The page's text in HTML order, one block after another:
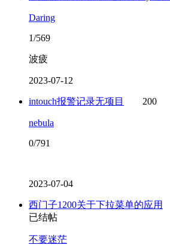
Daring
1/569
波疲
2023-07-12
intouch报警记录无项目 200
nebula
0/791
2023-07-04
西门子1200关于下拉菜单的应用
已结帖
不要迷茫